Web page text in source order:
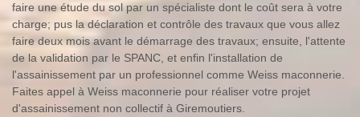
faire une étude du sol par un spécialiste dont le coût sera à votre
charge; pus la déclaration et contrôle des travaux que vous allez
faire deux mois avant le démarrage des travaux; ensuite, l'attente
de la validation par le SPANC, et enfin l'installation de
l'assainissement par un professionnel comme Weiss maconnerie.
Faites appel à Weiss maconnerie pour réaliser votre projet
d'assainissement non collectif à Giremoutiers.